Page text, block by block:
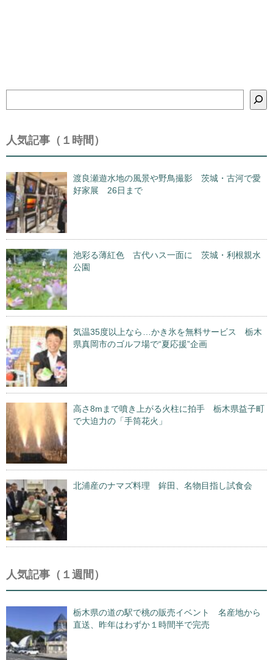
索
人気記事（１時間）
渡良瀬遊水地の風景や野鳥撮影 茨城・古河で愛
好家展 26日まで
池彩る薄紅色 古代ハス一面に 茨城・利根親水
公園
気温35度以上なら…かき氷を無料サービス 栃木
県真岡市のゴルフ場で“夏応援”企画
高さ8mまで噴き上がる火柱に拍手 栃木県益子町
で大迫力の「手筒花火」
北浦産のナマズ料理 鉾田、名物目指し試食会
人気記事（１週間）
栃木県の道の駅で桃の販売イベント 名産地から
直送、昨年はわずか１時間半で完売